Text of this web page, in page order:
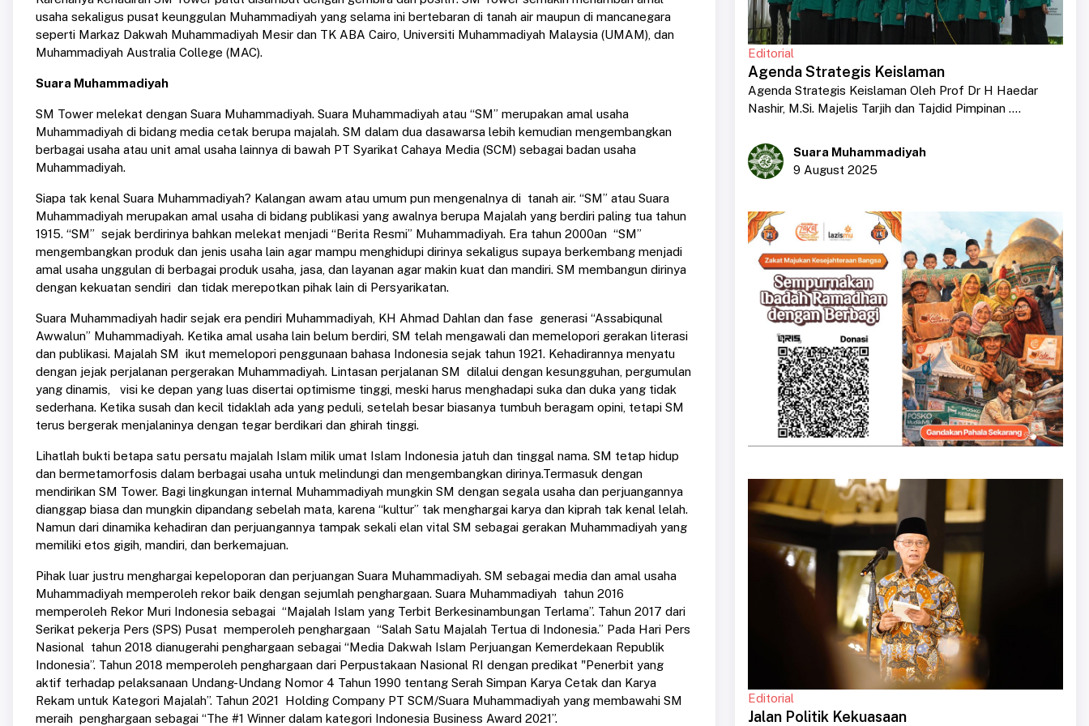
usaha sekaligus pusat keunggulan Muhammadiyah yang selama ini bertebaran di tanah air maupun di mancanegara
seperti Markaz Dakwah Muhammadiyah Mesir dan TK ABA Cairo, Universiti Muhammadiyah Malaysia (UMAM), dan
Muhammadiyah Australia College (MAC).
Suara Muhammadiyah
SM Tower melekat dengan Suara Muhammadiyah. Suara Muhammadiyah atau “SM” merupakan amal usaha
Muhammadiyah di bidang media cetak berupa majalah. SM dalam dua dasawarsa lebih kemudian mengembangkan
berbagai usaha atau unit amal usaha lainnya di bawah PT Syarikat Cahaya Media (SCM) sebagai badan usaha
Muhammadiyah.
Siapa tak kenal Suara Muhammadiyah? Kalangan awam atau umum pun mengenalnya di tanah air. “SM” atau Suara
Muhammadiyah merupakan amal usaha di bidang publikasi yang awalnya berupa Majalah yang berdiri paling tua tahun
1915. “SM” sejak berdirinya bahkan melekat menjadi “Berita Resmi” Muhammadiyah. Era tahun 2000an “SM”
mengembangkan produk dan jenis usaha lain agar mampu menghidupi dirinya sekaligus supaya berkembang menjadi
amal usaha unggulan di berbagai produk usaha, jasa, dan layanan agar makin kuat dan mandiri. SM membangun dirinya
dengan kekuatan sendiri dan tidak merepotkan pihak lain di Persyarikatan.
Suara Muhammadiyah hadir sejak era pendiri Muhammadiyah, KH Ahmad Dahlan dan fase generasi “Assabiqunal
Awwalun” Muhammadiyah. Ketika amal usaha lain belum berdiri, SM telah mengawali dan memelopori gerakan literasi
dan publikasi. Majalah SM ikut memelopori penggunaan bahasa Indonesia sejak tahun 1921. Kehadirannya menyatu
dengan jejak perjalanan pergerakan Muhammadiyah. Lintasan perjalanan SM dilalui dengan kesungguhan, pergumulan
yang dinamis, visi ke depan yang luas disertai optimisme tinggi, meski harus menghadapi suka dan duka yang tidak
sederhana. Ketika susah dan kecil tidaklah ada yang peduli, setelah besar biasanya tumbuh beragam opini, tetapi SM
terus bergerak menjalaninya dengan tegar berdikari dan ghirah tinggi.
Lihatlah bukti betapa satu persatu majalah Islam milik umat Islam Indonesia jatuh dan tinggal nama. SM tetap hidup
dan bermetamorfosis dalam berbagai usaha untuk melindungi dan mengembangkan dirinya.Termasuk dengan
mendirikan SM Tower. Bagi lingkungan internal Muhammadiyah mungkin SM dengan segala usaha dan perjuangannya
dianggap biasa dan mungkin dipandang sebelah mata, karena “kultur” tak menghargai karya dan kiprah tak kenal lelah.
Namun dari dinamika kehadiran dan perjuangannya tampak sekali elan vital SM sebagai gerakan Muhammadiyah yang
memiliki etos gigih, mandiri, dan berkemajuan.
Pihak luar justru menghargai kepeloporan dan perjuangan Suara Muhammadiyah. SM sebagai media dan amal usaha
Muhammadiyah memperoleh rekor baik dengan sejumlah penghargaan. Suara Muhammadiyah tahun 2016
memperoleh Rekor Muri Indonesia sebagai “Majalah Islam yang Terbit Berkesinambungan Terlama”. Tahun 2017 dari
Serikat pekerja Pers (SPS) Pusat memperoleh penghargaan “Salah Satu Majalah Tertua di Indonesia.” Pada Hari Pers
Nasional tahun 2018 dianugerahi penghargaan sebagai “Media Dakwah Islam Perjuangan Kemerdekaan Republik
Indonesia”. Tahun 2018 memperoleh penghargaan dari Perpustakaan Nasional RI dengan predikat "Penerbit yang
aktif terhadap pelaksanaan Undang-Undang Nomor 4 Tahun 1990 tentang Serah Simpan Karya Cetak dan Karya
Rekam untuk Kategori Majalah”. Tahun 2021 Holding Company PT SCM/Suara Muhammadiyah yang membawahi SM
meraih penghargaan sebagai “The #1 Winner dalam kategori Indonesia Business Award 2021”.
Editorial
Agenda Strategis Keislaman
Agenda Strategis Keislaman Oleh Prof Dr H Haedar
Nashir, M.Si. Majelis Tarjih dan Tajdid Pimpinan ....
Suara Muhammadiyah
9 August 2025
Editorial
Jalan Politik Kekuasaan